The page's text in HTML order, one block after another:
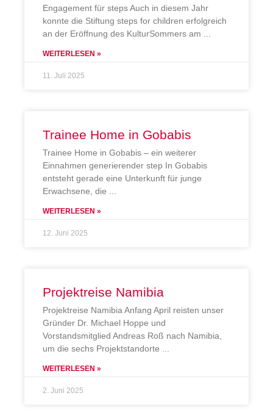
Engagement für steps Auch in diesem Jahr
konnte die Stiftung steps for children erfolgreich
an der Eröffnung des KulturSommers am
WEITERLESEN »
11. Juli 2025
Trainee Home in Gobabis
Trainee Home in Gobabis – ein weiterer
Einnahmen generierender step In Gobabis
entsteht gerade eine Unterkunft für junge
Erwachsene, die
WEITERLESEN »
12. Juni 2025
Projektreise Namibia
Projektreise Namibia Anfang April reisten unser
Gründer Dr. Michael Hoppe und
Vorstandsmitglied Andreas Roß nach Namibia,
um die sechs Projektstandorte
WEITERLESEN »
2. Juni 2025